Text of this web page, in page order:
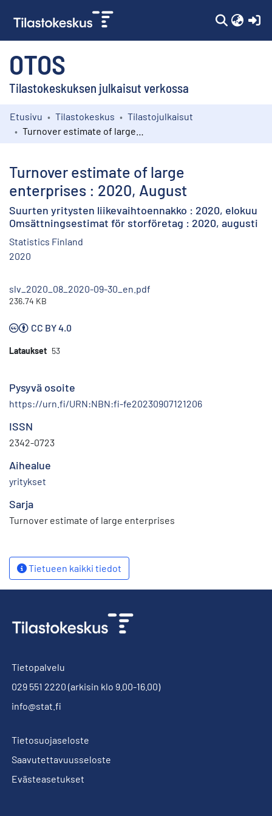
OTOS
Tilastokeskuksen julkaisut verkossa
Kokoelmat
Etusivu Tilastokeskus
Tilastojulkaisut
Turnover estimate of large
enterprises : 2020, August
Suurten yritysten liikevaihtoennakko : 2020, elokuu
Omsättningsestimat för storföretag : 2020, augusti
Statistics Finland
2020
slv_2020_08_2020-09-30_en.pdf
236.74 KB
CC BY 4.0
Lataukset 53
Pysyvä osoite
https://urn.fi/URN:NBN:fi-fe20230907121206
ISSN
2342-0723
Aihealue
yritykset
Sarja
Turnover estimate of large enterprises
Tietueen kaikki tiedot
Tietopalvelu
029 551 2220 (arkisin klo 9.00-16.00)
info@stat.fi
Tietosuojaseloste
Saavutettavuusseloste
Evästeasetukset